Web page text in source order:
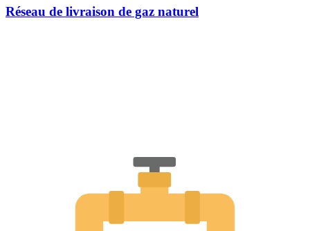
Réseau de livraison de gaz naturel